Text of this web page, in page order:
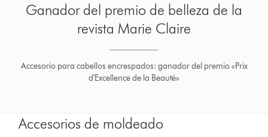
Ganador del premio de belleza de la
revista Marie Claire
Accesorio para cabellos encrespados: ganador del premio «Prix
d'Excellence de la Beauté»
Accesorios de moldeado